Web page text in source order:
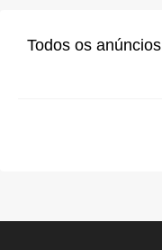
Todos os anúncios